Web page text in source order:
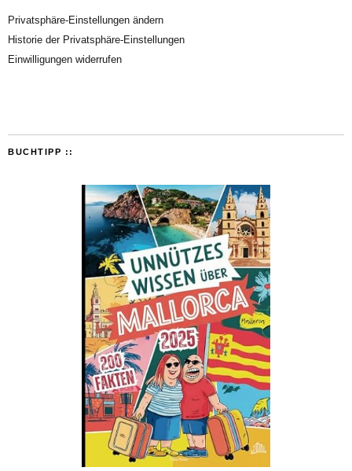
Privatsphäre-Einstellungen ändern
Historie der Privatsphäre-Einstellungen
Einwilligungen widerrufen
BUCHTIPP ::